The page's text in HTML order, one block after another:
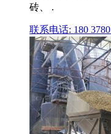
砖、 .
联系电话: 180 3780